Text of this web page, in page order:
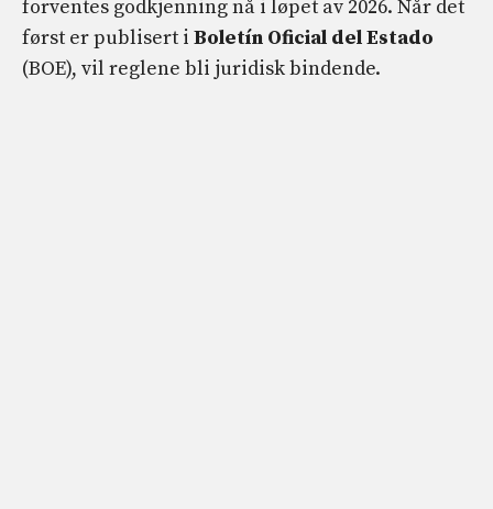
forventes godkjenning nå i løpet av 2026. Når det
først er publisert i Boletín Oficial del Estado
(BOE), vil reglene bli juridisk bindende.